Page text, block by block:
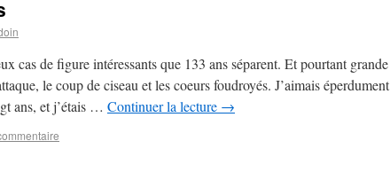
cas de figure intéressants que 133 ans séparent. Et pourtant grande
le coup de ciseau et les coeurs foudroyés. J’aimais éperdument
ans, et j’étais … Continuer la lecture →